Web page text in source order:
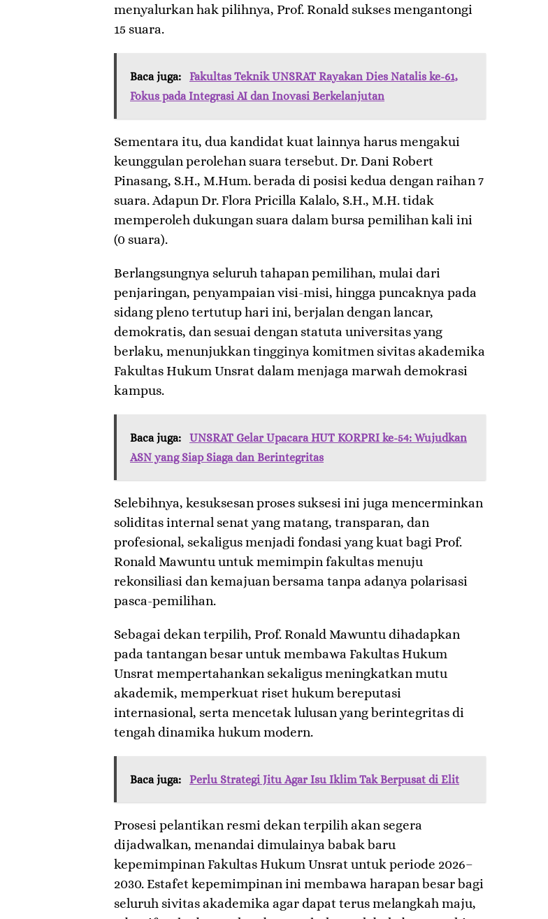
menyalurkan hak pilihnya, Prof. Ronald sukses mengantongi
15 suara.
Baca juga:
Fakultas Teknik UNSRAT Rayakan Dies Natalis ke-61,
Fokus pada Integrasi AI dan Inovasi Berkelanjutan
​Sementara itu, dua kandidat kuat lainnya harus mengakui
keunggulan perolehan suara tersebut. Dr. Dani Robert
Pinasang, S.H., M.Hum. berada di posisi kedua dengan raihan 7
suara. Adapun Dr. Flora Pricilla Kalalo, S.H., M.H. tidak
memperoleh dukungan suara dalam bursa pemilihan kali ini
(0 suara).
​Berlangsungnya seluruh tahapan pemilihan, mulai dari
penjaringan, penyampaian visi-misi, hingga puncaknya pada
sidang pleno tertutup hari ini, berjalan dengan lancar,
demokratis, dan sesuai dengan statuta universitas yang
berlaku, menunjukkan tingginya komitmen sivitas akademika
Fakultas Hukum Unsrat dalam menjaga marwah demokrasi
kampus.
Baca juga:
UNSRAT Gelar Upacara HUT KORPRI ke-54: Wujudkan
ASN yang Siap Siaga dan Berintegritas
​Selebihnya, kesuksesan proses suksesi ini juga mencerminkan
soliditas internal senat yang matang, transparan, dan
profesional, sekaligus menjadi fondasi yang kuat bagi Prof.
Ronald Mawuntu untuk memimpin fakultas menuju
rekonsiliasi dan kemajuan bersama tanpa adanya polarisasi
pasca-pemilihan.
​Sebagai dekan terpilih, Prof. Ronald Mawuntu dihadapkan
pada tantangan besar untuk membawa Fakultas Hukum
Unsrat mempertahankan sekaligus meningkatkan mutu
akademik, memperkuat riset hukum bereputasi
internasional, serta mencetak lulusan yang berintegritas di
tengah dinamika hukum modern.
Baca juga: Perlu Strategi Jitu Agar Isu Iklim Tak Berpusat di Elit
​Prosesi pelantikan resmi dekan terpilih akan segera
dijadwalkan, menandai dimulainya babak baru
kepemimpinan Fakultas Hukum Unsrat untuk periode 2026–
2030. Estafet kepemimpinan ini membawa harapan besar bagi
seluruh sivitas akademika agar dapat terus melangkah maju,